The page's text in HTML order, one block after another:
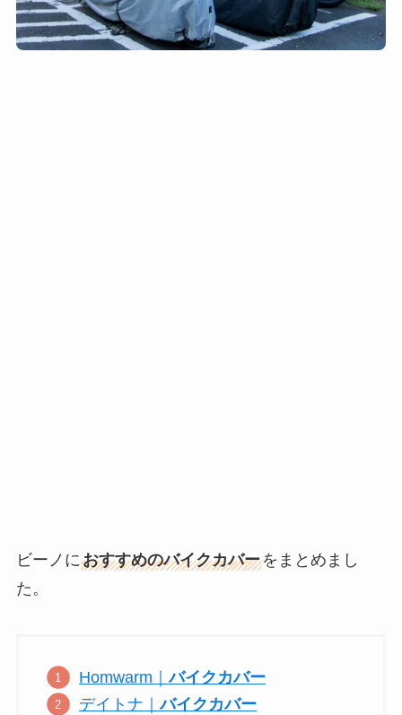
ビーノにおすすめのバイクカバーをまとめまし
た。
Homwarm｜バイクカバー
デイトナ｜バイクカバー